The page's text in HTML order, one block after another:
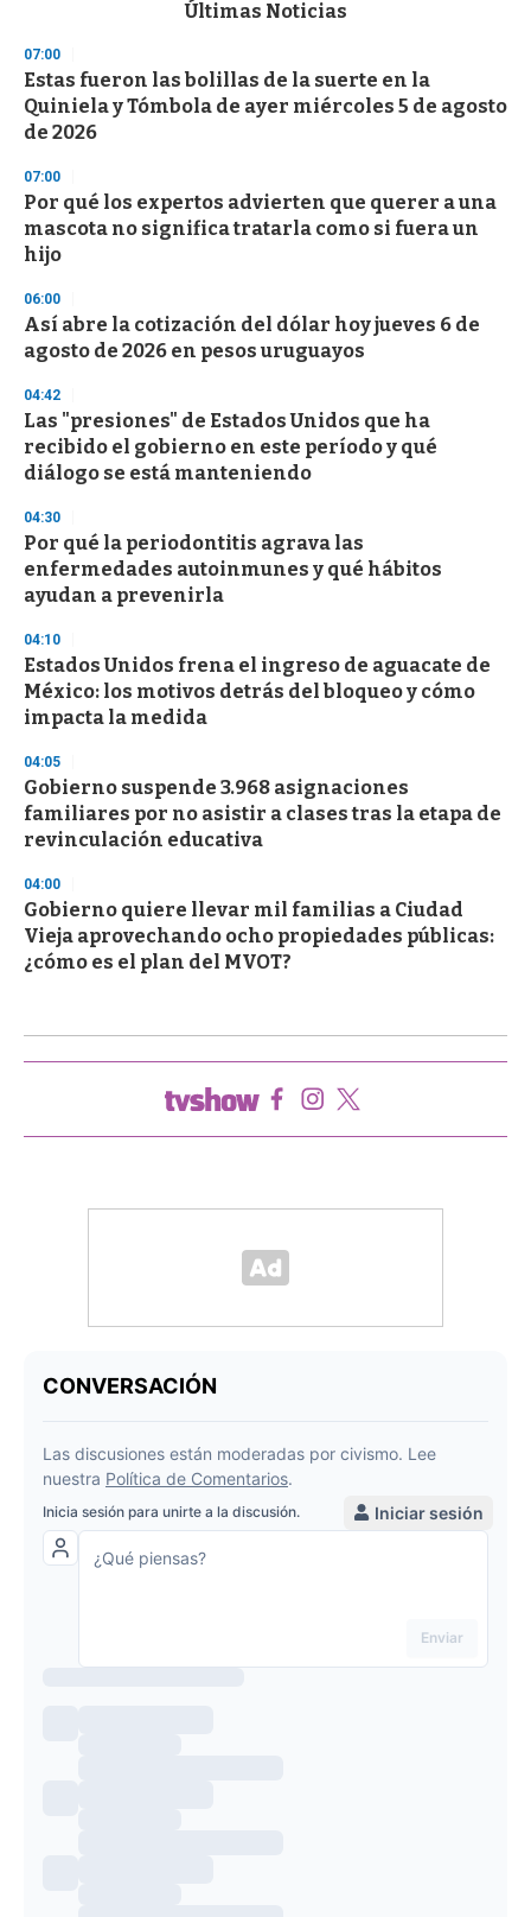
d
s
o
f
3
s
e
c
o
n
Últimas Noticias
07:00
Estas fueron las bolillas de la suerte en la
Quiniela y Tómbola de ayer miércoles 5 de agosto
de 2026
07:00
Por qué los expertos advierten que querer a una
mascota no significa tratarla como si fuera un
hijo
06:00
Así abre la cotización del dólar hoy jueves 6 de
agosto de 2026 en pesos uruguayos
04:42
Las "presiones" de Estados Unidos que ha
recibido el gobierno en este período y qué
diálogo se está manteniendo
04:30
Por qué la periodontitis agrava las
enfermedades autoinmunes y qué hábitos
ayudan a prevenirla
04:10
Estados Unidos frena el ingreso de aguacate de
México: los motivos detrás del bloqueo y cómo
impacta la medida
04:05
Gobierno suspende 3.968 asignaciones
familiares por no asistir a clases tras la etapa de
revinculación educativa
04:00
Gobierno quiere llevar mil familias a Ciudad
Vieja aprovechando ocho propiedades públicas:
¿cómo es el plan del MVOT?